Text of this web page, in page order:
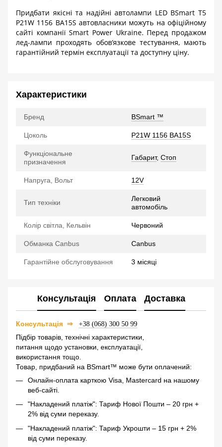
Придбати якісні та надійні автолампи LED BSmart T5
P21W 1156 BA15S автовласники можуть на офіційному
сайті компаніїSmart Power Ukraine. Перед продажом
лед-лампи проходять обов’язкове тестування, мають
гарантійний термін експлуатації та доступну ціну.
Характеристики
Бренд BSmart ™
Цоколь P21W 1156 BA15S
Функціональне
призначення
Габарит, Стоп
Напруга, Вольт 12V
Тип техніки
Легковий
автомобіль
Колір світла, Кельвін Червоний
Обманка Canbus Canbus
Гарантійне обслуговування 3 місяці
Консультація Оплата Доставка
Консультація ⇒ +38 (068) 300 50 99
Підбір товарів, технічні характеристики,
питання щодо установки, експлуатації,
використання тощо.
Товар, придбаний на BSmart™ може бути оплачений:
Онлайн-оплата карткою Visa, Mastercard на нашому
веб-сайті.
"Накладений платіж": Тариф Нової Пошти – 20 грн +
2% від суми переказу.
"Накладений платіж": Тариф Укрошти – 15 грн + 2%
від суми переказу.